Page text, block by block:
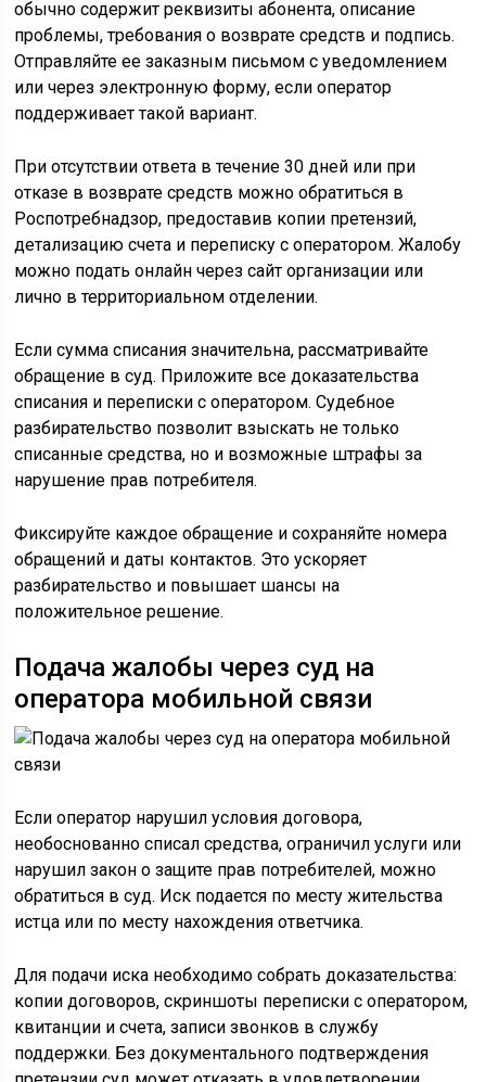
обычно содержит реквизиты абонента, описание
проблемы, требования о возврате средств и подпись.
Отправляйте ее заказным письмом с уведомлением
или через электронную форму, если оператор
поддерживает такой вариант.
При отсутствии ответа в течение 30 дней или при
отказе в возврате средств можно обратиться в
Роспотребнадзор, предоставив копии претензий,
детализацию счета и переписку с оператором. Жалобу
можно подать онлайн через сайт организации или
лично в территориальном отделении.
Если сумма списания значительна, рассматривайте
обращение в суд. Приложите все доказательства
списания и переписки с оператором. Судебное
разбирательство позволит взыскать не только
списанные средства, но и возможные штрафы за
нарушение прав потребителя.
Фиксируйте каждое обращение и сохраняйте номера
обращений и даты контактов. Это ускоряет
разбирательство и повышает шансы на
положительное решение.
Подача жалобы через суд на
оператора мобильной связи
Если оператор нарушил условия договора,
необоснованно списал средства, ограничил услуги или
нарушил закон о защите прав потребителей, можно
обратиться в суд. Иск подается по месту жительства
истца или по месту нахождения ответчика.
Для подачи иска необходимо собрать доказательства:
копии договоров, скриншоты переписки с оператором,
квитанции и счета, записи звонков в службу
поддержки. Без документального подтверждения